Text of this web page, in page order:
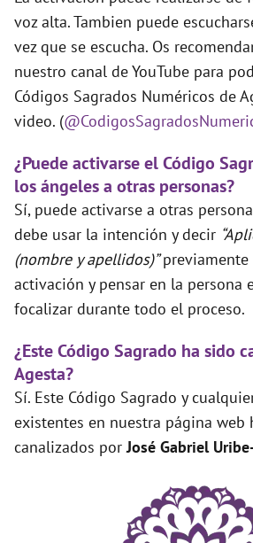
voz alta. Tambien puede
vez que se escucha. Os
nuestro canal de YouTube para
Códigos Sagrados Numéricos de
video. (
¿Puede activarse el Código
los ángeles a otras personas?
Sí, puede activarse a otras
debe usar la intención y decir
(nombre y apellidos)”
activación y pensar en la persona
focalizar durante todo el proceso.
¿Este Código Sagrado ha sido
Agesta?
Sí. Este Código Sagrado y
existentes en nuestra página web
canalizados porJosé Gabriel